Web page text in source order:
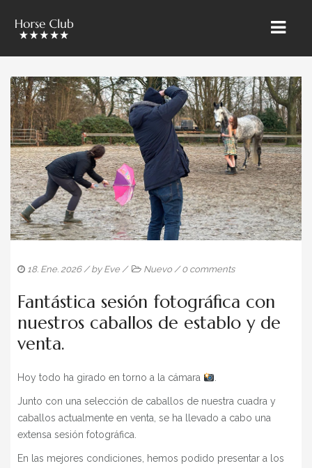
INICIO
» ÜBER UNS
CABALLOS RIETBROCK
EL EQUIPO BAROCKMEETSCLASSIC
VENTAS Y MARKETING
ENTRENAMIENTO & CURSOS
PUPILAJE
CABALLOS EN VENTA
BLOG
» EVENTS
SHOP
18. Ene. 2026/ by Eve / Nuevo /0 comments
Fantástica sesión fotográfica con
nuestros caballos de establo y de
venta.
Hoy todo ha girado en torno a la cámara .
Junto con una selección de caballos de nuestra cuadra y
caballos actualmente en venta, se ha llevado a cabo una
extensa sesión fotográfica.
En las mejores condiciones, hemos podido presentar a los